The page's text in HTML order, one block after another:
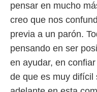
pensar en mucho
creo que nos
previa a un parón.
pensando en ser
en ayudar, en
de que es muy difícil